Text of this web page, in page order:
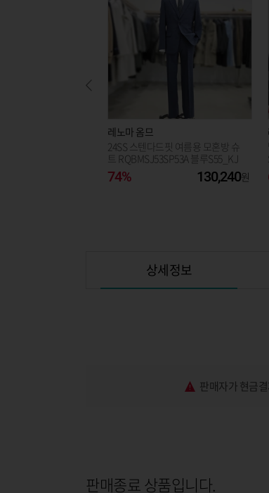
레노마 옴므
24SS 스텐다드핏 여름용 모혼방 슈
트 RQBMSJ53SP53A 블루S55_KJ
74% 130,240
상세정보
판매자가 현금